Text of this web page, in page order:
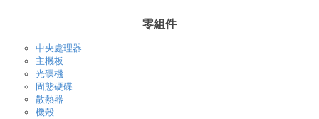
零組件
中央處理器
主機板
光碟機
固態硬碟
散熱器
機殼